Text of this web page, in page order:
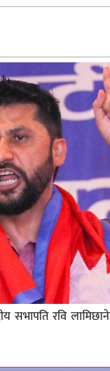
सभापति रवि